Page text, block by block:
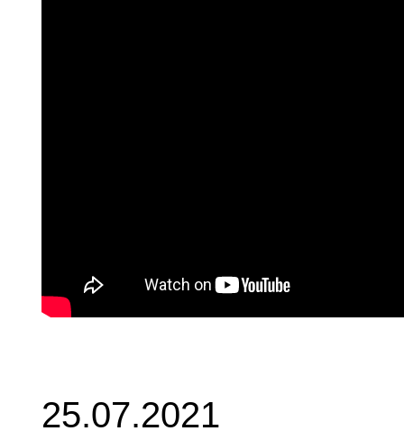
25.07.2021